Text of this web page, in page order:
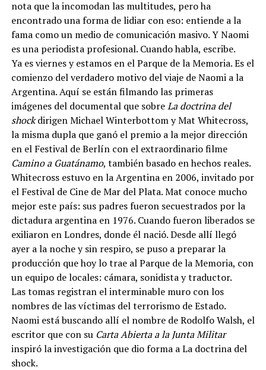
nota que la incomodan las multitudes, pero ha
encontrado una forma de lidiar con eso: entiende a la
fama como un medio de comunicación masivo. Y Naomi
es una periodista profesional. Cuando habla, escribe.
Ya es viernes y estamos en el Parque de la Memoria. Es el
comienzo del verdadero motivo del viaje de Naomi a la
Argentina. Aquí se están filmando las primeras
imágenes del documental que sobreLa doctrina del
shockdirigen Michael Winterbottom y Mat Whitecross,
la misma dupla que ganó el premio a la mejor dirección
en el Festival de Berlín con el extraordinario filme
Camino a Guatánamo, también basado en hechos reales.
Whitecross estuvo en la Argentina en 2006, invitado por
el Festival de Cine de Mar del Plata. Mat conoce mucho
mejor este país: sus padres fueron secuestrados por la
dictadura argentina en 1976. Cuando fueron liberados se
exiliaron en Londres, donde él nació. Desde allí llegó
ayer a la noche y sin respiro, se puso a preparar la
producción que hoy lo trae al Parque de la Memoria, con
un equipo de locales: cámara, sonidista y traductor.
Las tomas registran el interminable muro con los
nombres de las víctimas del terrorismo de Estado.
Naomi está buscando allí el nombre de Rodolfo Walsh, el
escritor que con su Carta Abierta a la Junta Militar
inspiró la investigación que dio forma a La doctrina del
shock.